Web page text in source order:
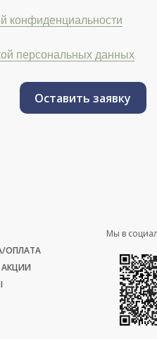
конфиденциальности
персональных данных
Оставить заявку
ОПЛАТА
Мы в